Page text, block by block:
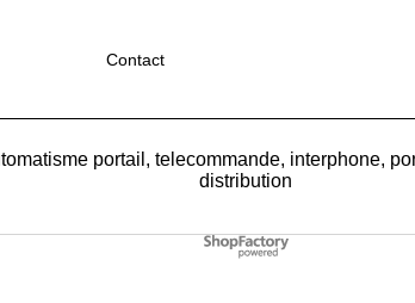
Contact
portail, telecommande, interphone,
distribution
Boutique en ligne créés
avec le logiciel